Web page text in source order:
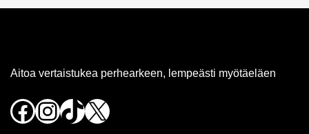
Aitoa vertaistukea perhearkeen, lempeästi myötäeläen
Facebook
Instagram
TikTok
X